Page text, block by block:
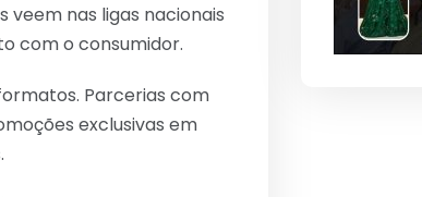
veem nas ligas nacionais
com o consumidor.
Parcerias com
exclusivas em